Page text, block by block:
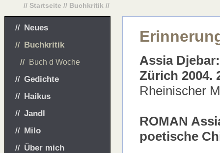
// Startseite // Buchkritik //
Neues
Buchkritik
Buch d Woche
Gedichte
Haikus
Jandl
Milo
Über mich
Assia
Zürich 2004.
Rheinischer
ROMAN
poetische